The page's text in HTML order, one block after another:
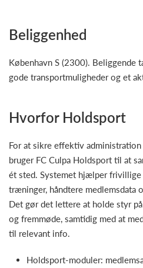
Beliggenhed
København S (2300). Beliggende
gode transportmuligheder og et
Hvorfor Holdsport
For at sikre effektiv
bruger FC Culpa Holdsport til at
ét sted. Systemet hjælper
træninger, håndtere medlemsdata
Det gør det lettere at holde styr
og fremmøde, samtidig med at
til relevant info.
Holdsport-moduler: